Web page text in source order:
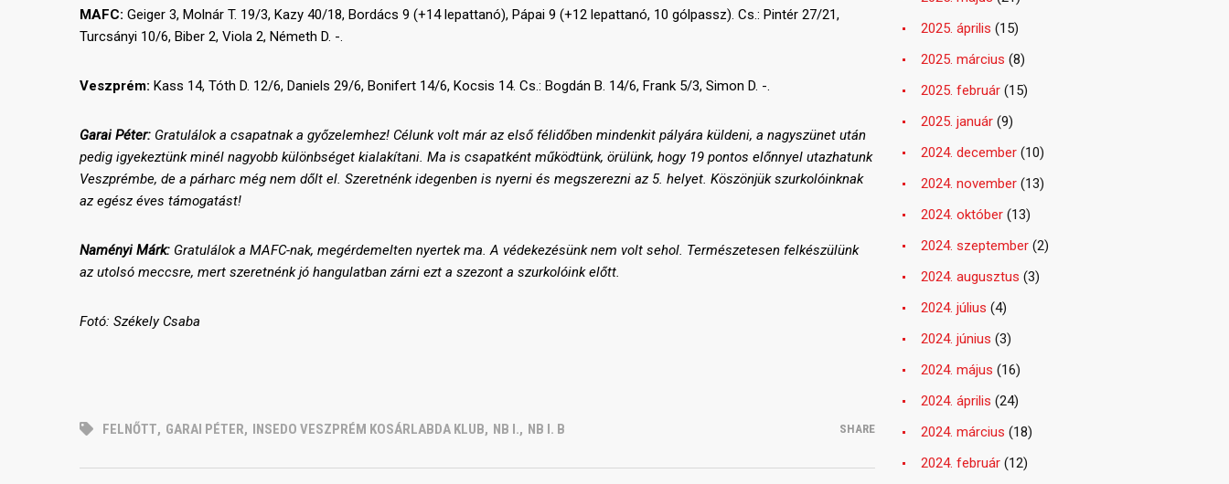
MAFC: Geiger 3, Molnár T. 19/3, Kazy 40/18, Bordács 9 (+14 lepattanó), Pápai 9 (+12 lepattanó, 10 gólpassz). Cs.: Pintér 27/21,
Turcsányi 10/6, Biber 2, Viola 2, Németh D. -.
Veszprém: Kass 14, Tóth D. 12/6, Daniels 29/6, Bonifert 14/6, Kocsis 14. Cs.: Bogdán B. 14/6, Frank 5/3, Simon D. -.
Garai Péter: Gratulálok a csapatnak a győzelemhez! Célunk volt már az első félidőben mindenkit pályára küldeni, a nagyszünet után
pedig igyekeztünk minél nagyobb különbséget kialakítani. Ma is csapatként működtünk, örülünk, hogy 19 pontos előnnyel utazhatunk
Veszprémbe, de a párharc még nem dőlt el. Szeretnénk idegenben is nyerni és megszerezni az 5. helyet. Köszönjük szurkolóinknak
az egész éves támogatást!
Naményi Márk: Gratulálok a MAFC-nak, megérdemelten nyertek ma. A védekezésünk nem volt sehol. Természetesen felkészülünk
az utolsó meccsre, mert szeretnénk jó hangulatban zárni ezt a szezont a szurkolóink előtt.
Fotó: Székely Csaba
FELNŐTT, GARAI PÉTER, INSEDO VESZPRÉM KOSÁRLABDA KLUB, NB I., NB I. B SHARE
2025. április (15)
2025. március (8)
2025. február (15)
2025. január (9)
2024. december (10)
2024. november (13)
2024. október (13)
2024. szeptember (2)
2024. augusztus (3)
2024. július (4)
2024. június (3)
2024. május (16)
2024. április (24)
2024. március (18)
2024. február (12)